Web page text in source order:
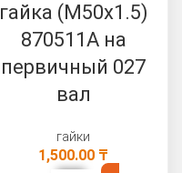
гайка (М50х1.5)
870511А на
первичный 027
вал
гайки
1,500.00 ₸